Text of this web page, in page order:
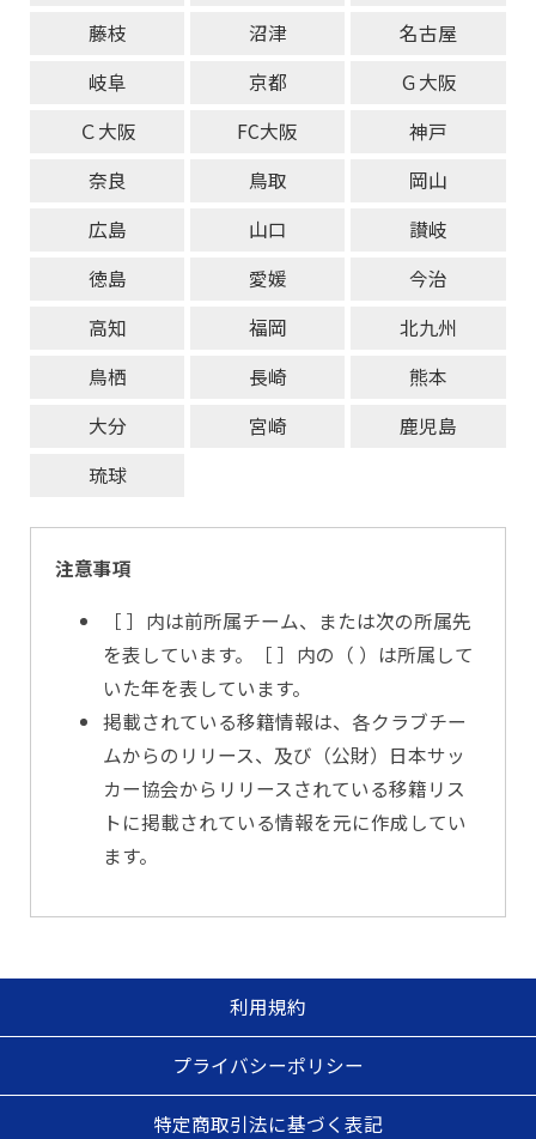
藤枝
沼津
名古屋
岐阜
京都
Ｇ大阪
Ｃ大阪
FC大阪
神戸
奈良
鳥取
岡山
広島
山口
讃岐
徳島
愛媛
今治
高知
福岡
北九州
鳥栖
長崎
熊本
大分
宮崎
鹿児島
琉球
注意事項
［ ］内は前所属チーム、または次の所属先
を表しています。［ ］内の（ ）は所属して
いた年を表しています。
掲載されている移籍情報は、各クラブチー
ムからのリリース、及び（公財）日本サッ
カー協会からリリースされている移籍リス
トに掲載されている情報を元に作成してい
ます。
利用規約
プライバシーポリシー
特定商取引法に基づく表記